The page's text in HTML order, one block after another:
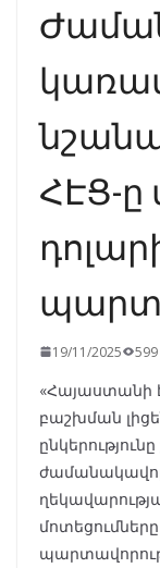
ՀԷՑ-ը
19/11/2025
«Հայաստանի
բաշխման